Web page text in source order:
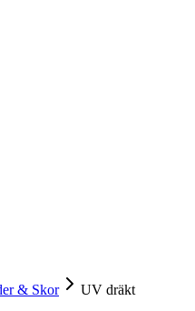
& Skor UV dräkt